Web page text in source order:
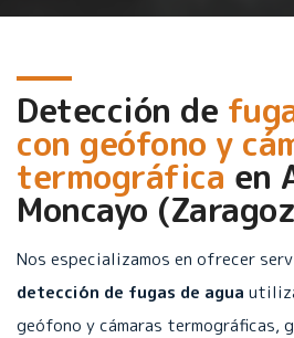
Detección de
con geófono y
termográficaen
Moncayo
Nos especializamos en ofrecer
detección de fugas de agua
geófono y cámaras termográficas,